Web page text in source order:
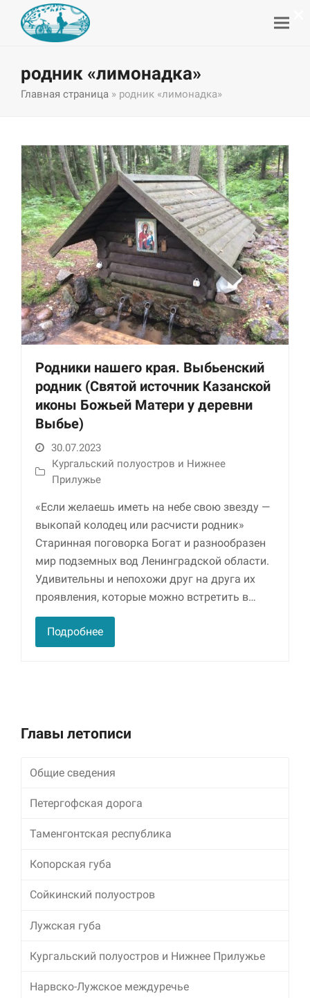
родник «лимонадка»
Главная страница » родник «лимонадка»
Родники нашего края. Выбьенский
родник (Святой источник Казанской
иконы Божьей Матери у деревни
Выбье)
30.07.2023
Кургальский полуостров и Нижнее
Прилужье
«Если желаешь иметь на небе свою звезду —
выкопай колодец или расчисти родник»
Старинная поговорка Богат и разнообразен
мир подземных вод Ленинградской области.
Удивительны и непохожи друг на друга их
проявления, которые можно встретить в…
Подробнее
Главы летописи
Общие сведения
Петергофская дорога
Таменгонтская республика
Копорская губа
Сойкинский полуостров
Лужская губа
Кургальский полуостров и Нижнее Прилужье
Нарвско-Лужское междуречье
Необходимые
обязательно. Они
необходимы для
функционирования
веб-сайта.
Статистика и
аналитика
Маркетинг
интересами и